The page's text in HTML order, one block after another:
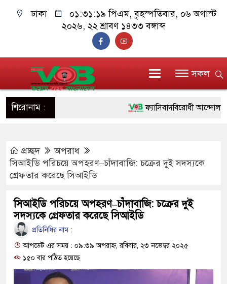
ঢাকা ০১:৩১:২০ পিএম, বৃহস্পতিবার, ০৬ অগাস্ট
২০২৬, ২২ শ্রাবণ ১৪৩৩ বঙ্গাব্দ
সকল
শিরোনাম : ফ্যাসিবাদবিরোধী আন্দোলনে
সিল-স্বাক্ষর জালিয়াতি চক্রের পাঁচ
জনগণ পরিবর্তন চেয়েছে
মাদক কারবারি গ্রেফতার
প্রচ্ছদ
অপরাধ
সিআইডি পরিচয়ে অপহরণ–চাঁদাবাজি: চক্রের দুই সদস্যকে
গ্রেফতার করেছে সিআইডি
সিআইডি পরিচয়ে অপহরণ–চাঁদাবাজি: চক্রের দুই
সদস্যকে গ্রেফতার করেছে সিআইডি
প্রতিনিধির নাম :
আপডেট এর সময় : ০৯:৩৯ অপরাহ্ন, রবিবার, ২৩ নভেম্বর ২০২৫
১৫০ বার পঠিত হয়েছে